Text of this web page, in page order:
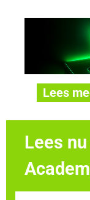
Lees
Lees